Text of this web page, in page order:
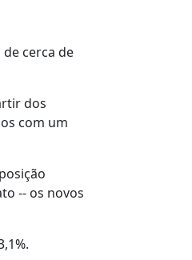
cerca de
dos
com um
-- os novos